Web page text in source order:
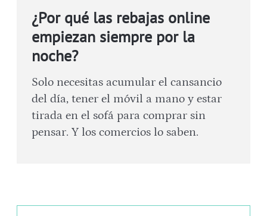
¿Por qué las rebajas online
empiezan siempre por la
noche?
Solo necesitas acumular el cansancio
del día, tener el móvil a mano y estar
tirada en el sofá para comprar sin
pensar. Y los comercios lo saben.